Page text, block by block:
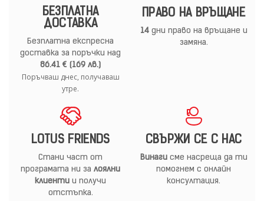
БЕЗПЛАТНА
ДОСТАВКА
Безплатна експресна
доставка за поръчки над
86.41 € (169 лв.)
Поръчваш днес, получаваш
утре.
ПРАВО НА ВРЪЩАНЕ
14дни право на връщане и
замяна.
LOTUS FRIENDS
Стани част от
програмата ни за лоялни
клиенти и получи
отстъпка.
СВЪРЖИ СЕ С НАС
Винагисме насреща да ти
помогнем с онлайн
консултация.